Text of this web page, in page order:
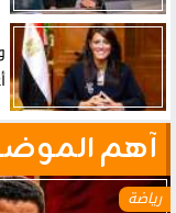
آهم
رياضة